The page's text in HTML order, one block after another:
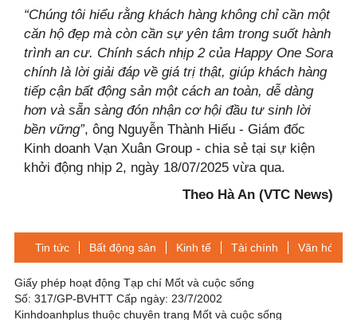
“Chúng tôi hiểu rằng khách hàng không chỉ cần một
căn hộ đẹp mà còn cần sự yên tâm trong suốt hành
trình an cư. Chính sách nhịp 2 của Happy One Sora
chính là lời giải đáp về giá trị thật, giúp khách hàng
tiếp cận bất động sản một cách an toàn, dễ dàng
hơn và sẵn sàng đón nhận cơ hội đầu tư sinh lời
bền vững”, ông Nguyễn Thành Hiếu - Giám đốc
Kinh doanh Vạn Xuân Group - chia sẻ tại sự kiện
khởi động nhịp 2, ngày 18/07/2025 vừa qua.
Theo Hà An (VTC News)
Tin tức Bất động sản Kinh tế Tài chính Văn hóa-
Giấy phép hoạt động Tạp chí Mốt và cuộc sống
Số: 317/GP-BVHTT Cấp ngày: 23/7/2002
Kinhdoanhplus thuộc chuyên trang Mốt và cuộc sống